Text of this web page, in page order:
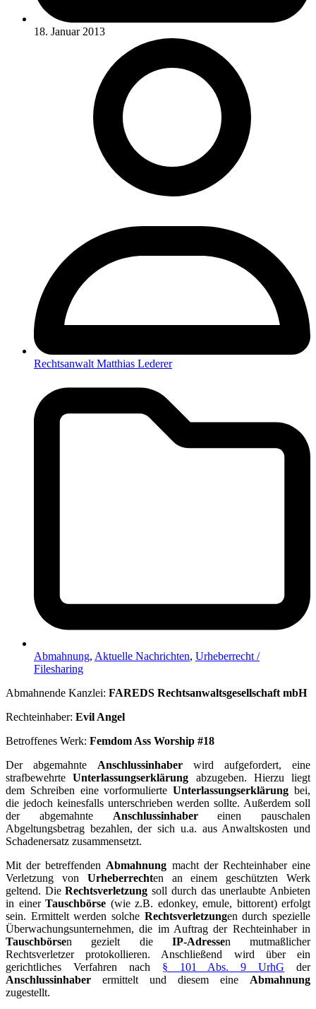
18. Januar 2013
Rechtsanwalt Matthias Lederer
Abmahnung, Aktuelle Nachrichten, Urheberrecht /
Filesharing
Abmahnende Kanzlei: FAREDS Rechtsanwaltsgesellschaft mbH
Rechteinhaber: Evil Angel
Betroffenes Werk: Femdom Ass Worship #18
Der abgemahnte Anschlussinhaber wird aufgefordert, eine
strafbewehrteUnterlassungserklärung abzugeben. Hierzu liegt
dem Schreiben eine vorformulierteUnterlassungserklärung bei,
die jedoch keinesfalls unterschrieben werden sollte. Außerdem soll
der abgemahnte Anschlussinhabereinen pauschalen
Abgeltungsbetrag bezahlen, der sich u.a. aus Anwaltskosten und
Schadenersatz zusammensetzt.
Mit der betreffendenAbmahnung macht der Rechteinhaber eine
Verletzung von Urheberrechten an einem geschützten Werk
geltend. DieRechtsverletzung soll durch das unerlaubte Anbieten
in einer Tauschbörse (wie z.B. edonkey, emule, bittorent) erfolgt
sein. Ermittelt werden solche Rechtsverletzungen durch spezielle
Überwachungsunternehmen, die im Auftrag der Rechteinhaber in
Tauschbörsen gezielt die IP-Adressen mutmaßlicher
Rechtsverletzer protokollieren. Anschließend wird über ein
gerichtliches Verfahren nach § 101 Abs. 9 UrhG der
Anschlussinhaber ermittelt und diesem eine Abmahnung
zugestellt.